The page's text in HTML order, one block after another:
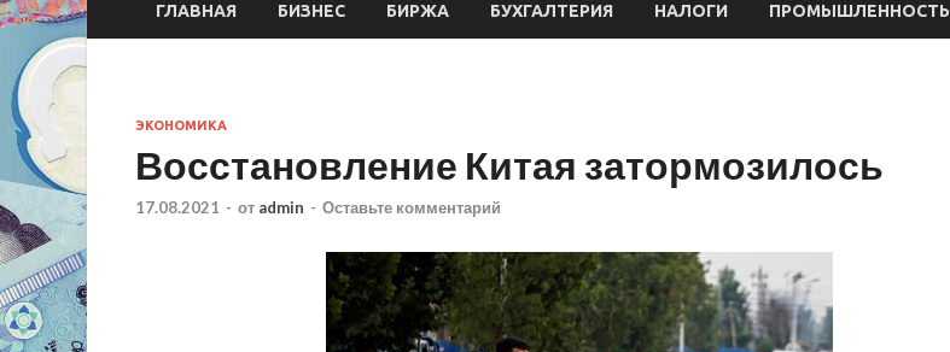
ГЛАВНАЯ БИЗНЕС БИРЖА БУХГАЛТЕРИЯ НАЛОГИ ПРОМЫШЛЕННОСТЬ
ЭКОНОМИКА
Восстановление Китая затормозилось
17.08.2021 - от admin - Оставьте комментарий